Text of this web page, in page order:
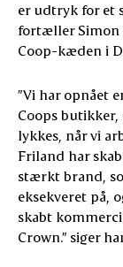
er udtryk for et
fortæller Simon
Coop-kæden i
”Vi har opnået
Coops
lykkes, når vi
Friland har
stærkt brand,
eksekveret på,
skabt
Crown.” siger